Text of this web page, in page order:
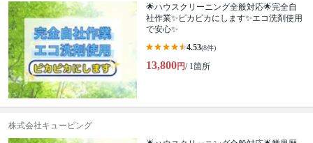
🌟ハウスクリーニング全般対応🌟完全自
社作業✨️ピカピカにします✨️エコ洗剤使用
で安心✨
4.53(8件)
13,800円/ 1箇所
株式会社キュービング